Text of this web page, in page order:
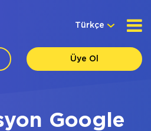
Türkçe
Üye Ol
Google